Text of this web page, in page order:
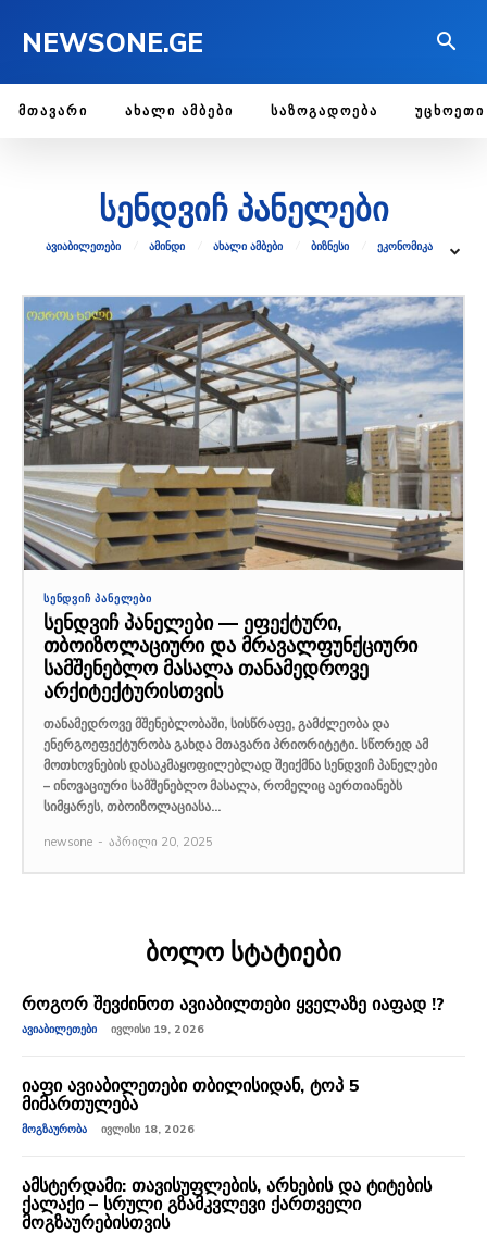
NEWSONE.GE
ᲛᲗᲐᲕᲐᲠᲘ ᲐᲮᲐᲚᲘ ᲐᲛᲑᲔᲑᲘ ᲡᲐᲖᲝᲒᲐᲓᲝᲔᲑᲐ ᲣᲪᲮᲝᲔᲗᲘ
სენდვიჩ პანელები
ᲐᲕᲘᲐᲑᲘᲚᲔᲗᲔᲑᲘ ᲐᲛᲘᲜᲓᲘ ᲐᲮᲐᲚᲘ ᲐᲛᲑᲔᲑᲘ ᲑᲘᲖᲜᲔᲡᲘ ᲔᲙᲝᲜᲝᲛᲘᲙᲐ
ᲡᲔᲜᲓᲕᲘᲩ ᲞᲐᲜᲔᲚᲔᲑᲘ
სენდვიჩ პანელები — ეფექტური,
თბოიზოლაციური და მრავალფუნქციური
სამშენებლო მასალა თანამედროვე
არქიტექტურისთვის
თანამედროვე მშენებლობაში, სისწრაფე, გამძლეობა და
ენერგოეფექტურობა გახდა მთავარი პრიორიტეტი. სწორედ ამ
მოთხოვნების დასაკმაყოფილებლად შეიქმნა სენდვიჩ პანელები
– ინოვაციური სამშენებლო მასალა, რომელიც აერთიანებს
სიმყარეს, თბოიზოლაციასა...
newsone - აპრილი 20, 2025
ბოლო სტატიები
როგორ შევძინოთ ავიაბილთები ყველაზე იაფად !?
ᲐᲕᲘᲐᲑᲘᲚᲔᲗᲔᲑᲘ ᲘᲕᲚᲘᲡᲘ 19, 2026
იაფი ავიაბილეთები თბილისიდან, ტოპ 5
მიმართულება
ᲛᲝᲒᲖᲐᲣᲠᲝᲑᲐ ᲘᲕᲚᲘᲡᲘ 18, 2026
ამსტერდამი: თავისუფლების, არხების და ტიტების
ქალაქი – სრული გზამკვლევი ქართველი
მოგზაურებისთვის